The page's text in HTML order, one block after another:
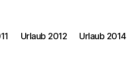
Urlaub 2012 Urlaub 2014